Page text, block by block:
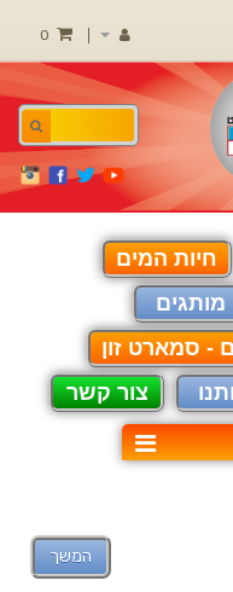
חיות המים
מותגים
- סמארט זון
צור קשר
המשך